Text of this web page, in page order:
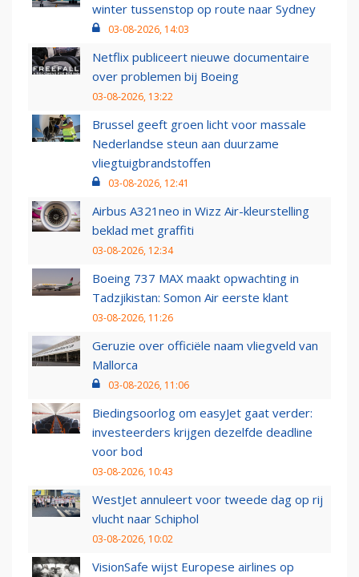
winter tussenstop op route naar Sydney
03-08-2026, 14:03
Netflix publiceert nieuwe documentaire
over problemen bij Boeing
03-08-2026, 13:22
Brussel geeft groen licht voor massale
Nederlandse steun aan duurzame
vliegtuigbrandstoffen
03-08-2026, 12:41
Airbus A321neo in Wizz Air-kleurstelling
beklad met graffiti
03-08-2026, 12:34
Boeing 737 MAX maakt opwachting in
Tadzjikistan: Somon Air eerste klant
03-08-2026, 11:26
Geruzie over officiële naam vliegveld van
Mallorca
03-08-2026, 11:06
Biedingsoorlog om easyJet gaat verder:
investeerders krijgen dezelfde deadline
voor bod
03-08-2026, 10:43
WestJet annuleert voor tweede dag op rij
vlucht naar Schiphol
03-08-2026, 10:02
VisionSafe wijst Europese airlines op